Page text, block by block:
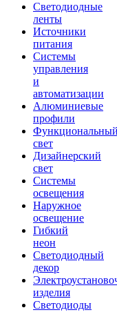
Светодиодные
ленты
Источники
питания
Системы
управления
и
автоматизации
Алюминиевые
профили
Функциональный
свет
Дизайнерский
свет
Системы
освещения
Наружное
освещение
Гибкий
неон
Светодиодный
декор
изделия
Светодиоды